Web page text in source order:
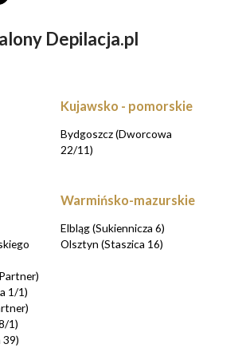
Depilacja.pl
Kujawsko - pomorskie
Bydgoszcz (Dworcowa
22/11)
1/1)
1)
39)
Warmińsko-mazurskie
Elbląg (Sukiennicza 6)
Olsztyn (Staszica 16)